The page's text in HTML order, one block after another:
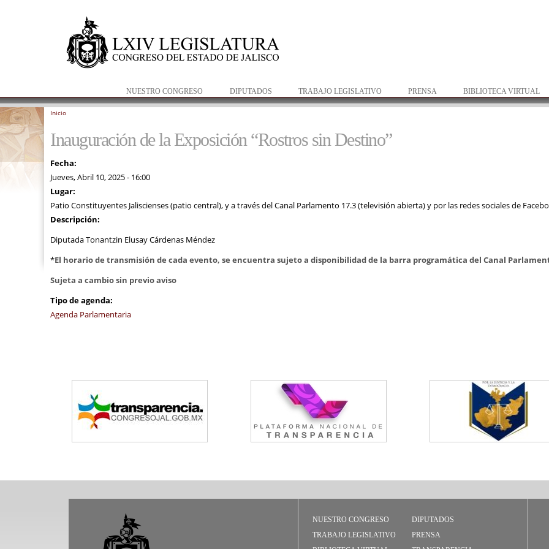
NUESTRO CONGRESO DIPUTADOS TRABAJO LEGISLATIVO PRENSA BIBLIOTECA VIRTUAL
Inicio
Inauguración de la Exposición “Rostros sin Destino”
Fecha:
Jueves, Abril 10, 2025 - 16:00
Lugar:
Patio Constituyentes Jaliscienses (patio central), y a través del Canal Parlamento 17.3 (televisión abierta) y por las redes sociales de
Descripción:
Diputada Tonantzin Elusay Cárdenas Méndez
*El horario de transmisión de cada evento, se encuentra sujeto a disponibilidad de la barra programática del Canal
Sujeta a cambio sin previo aviso
Tipo de agenda:
Agenda Parlamentaria
NUESTRO CONGRESO
DIPUTADOS
TRABAJO LEGISLATIVO
PRENSA